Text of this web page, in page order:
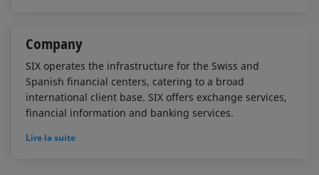
Company
SIX operates the infrastructure for the Swiss and
Spanish financial centers, catering to a broad
international client base. SIX offers exchange services,
financial information and banking services.
Lire la suite